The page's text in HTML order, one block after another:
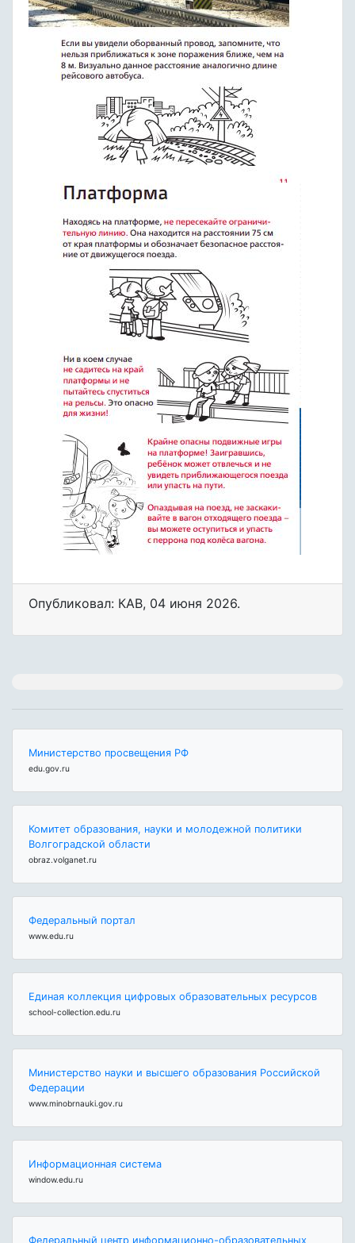
Опубликовал: КАВ, 04 июня 2026.
Министерство просвещения РФ
edu.gov.ru
Комитет образования, науки и молодежной политики
Волгоградской области
obraz.volganet.ru
Федеральный портал
www.edu.ru
Единая коллекция цифровых образовательных ресурсов
school-collection.edu.ru
Министерство науки и высшего образования Российской
Федерации
www.minobrnauki.gov.ru
Информационная система
window.edu.ru
Федеральный центр информационно-образовательных